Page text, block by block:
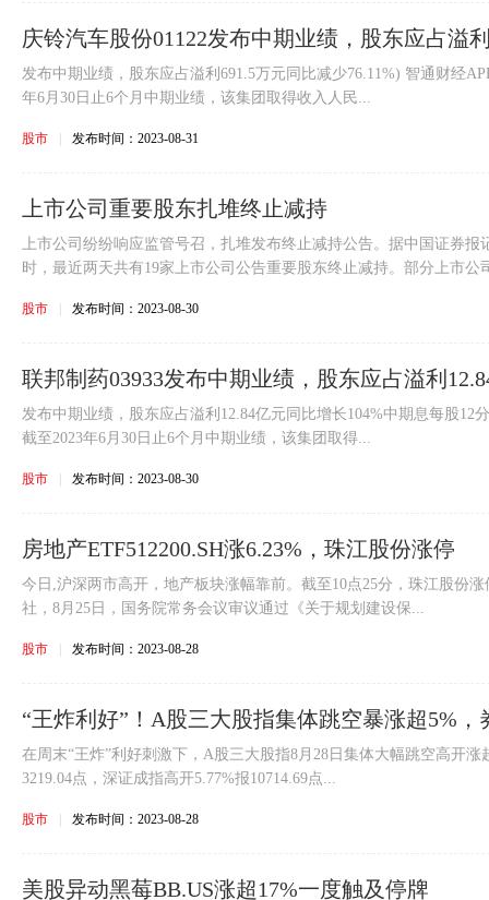
庆铃汽车股份01122发布中期业绩，股东应占溢
发布中期业绩，股东应占溢利691.5万元同比减少76.11%) 智通财经
年6月30日止6个月中期业绩，该集团取得收入人民...
股市 发布时间：2023-08-31
上市公司重要股东扎堆终止减持
上市公司纷纷响应监管号召，扎堆发布终止减持公告。据中国证券报
时，最近两天共有19家上市公司公告重要股东终止减持。部分上市公
股市 发布时间：2023-08-30
联邦制药03933发布中期业绩，股东应占溢利
发布中期业绩，股东应占溢利12.84亿元同比增长104%中期息每股12
截至2023年6月30日止6个月中期业绩，该集团取得...
股市 发布时间：2023-08-30
房地产ETF512200.SH涨6.23%，珠江股份涨停
今日,沪深两市高开，地产板块涨幅靠前。截至10点25分，珠江股份
社，8月25日，国务院常务会议审议通过《关于规划建设保...
股市 发布时间：2023-08-28
“王炸利好”！A股三大股指集体跳空暴涨超5%
在周末“王炸”利好刺激下，A股三大股指8月28日集体大幅跳空高开涨
3219.04点，深证成指高开5.77%报10714.69点...
股市 发布时间：2023-08-28
美股异动黑莓BB.US涨超17%一度触及停牌